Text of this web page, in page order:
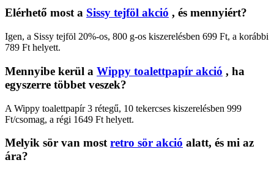
Elérhető most a Sissy tejföl akció , és mennyiért?
Igen, a Sissy tejföl 20%-os, 800 g-os kiszerelésben 699 Ft, a korábbi
789 Ft helyett.
Mennyibe kerül a Wippy toalettpapír akció , ha
egyszerre többet veszek?
A Wippy toalettpapír 3 rétegű, 10 tekercses kiszerelésben 999
Ft/csomag, a régi 1649 Ft helyett.
Melyik sör van mostretro sör akció alatt, és mi az
ára?